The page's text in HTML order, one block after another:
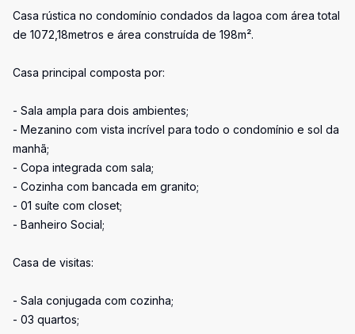
Casa rústica no condomínio condados da lagoa com área total
de 1072,18metros e área construída de 198m².
Casa principal composta por:
- Sala ampla para dois ambientes;
- Mezanino com vista incrível para todo o condomínio e sol da
manhã;
- Copa integrada com sala;
- Cozinha com bancada em granito;
- 01 suíte com closet;
- Banheiro Social;
Casa de visitas:
- Sala conjugada com cozinha;
- 03 quartos;